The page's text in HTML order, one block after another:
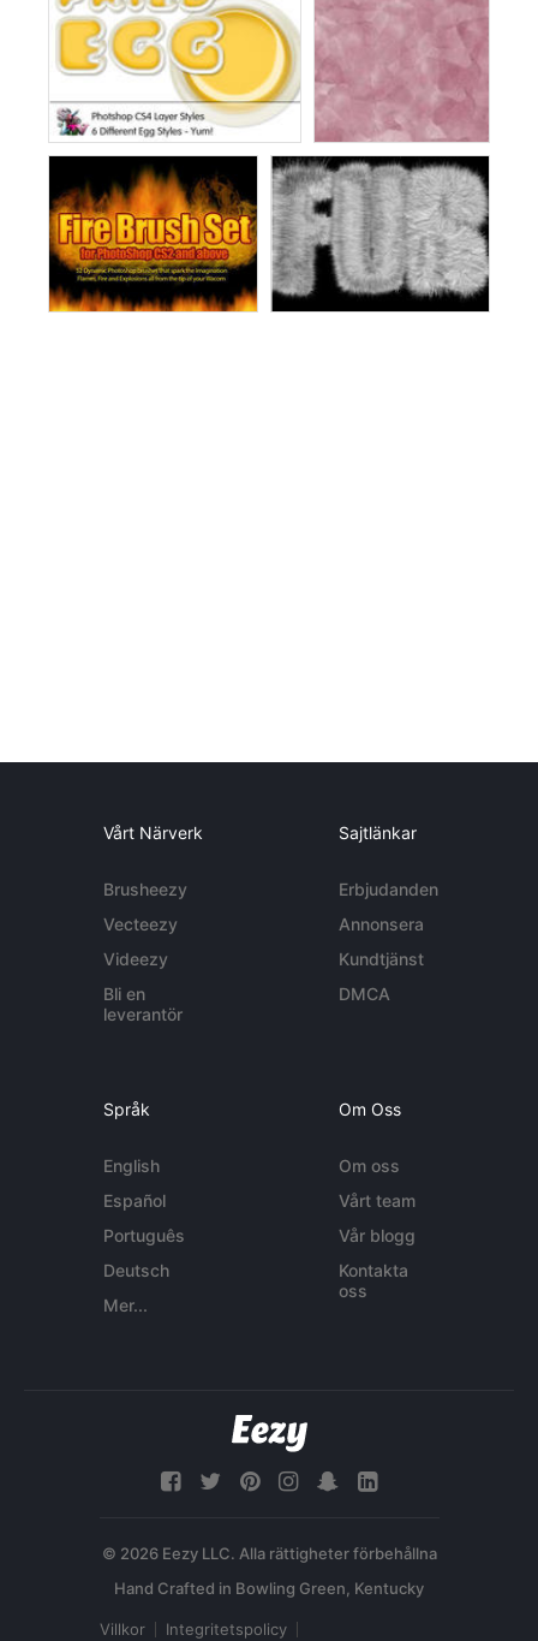
Vårt Närverk
Brusheezy
Vecteezy
Videezy
Bli en
leverantör
Sajtlänkar
Erbjudanden
Annonsera
Kundtjänst
DMCA
Språk
English
Español
Português
Deutsch
Mer...
Om Oss
Om oss
Vårt team
Vår blogg
Kontakta
oss
© 2026 Eezy LLC. Alla rättigheter förbehållna
Villkor Integritetspolicy